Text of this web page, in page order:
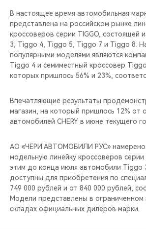
НОВИНКИ
БЛАГОТВОРИТЕЛЬНОСТЬ
CHERY REMOTE
CHERY И СПОРТ
НАШИ МЕРОПРИЯТИЯ
CHERY ДЛЯ ДЕТЕЙ
В настоящее время автомобильная
представлена на российском рынке
кроссоверов серии TIGGO, состоящей
3, Tiggo 4, Tiggo 5, Tiggo 7 и Tiggo 8.
популярными моделями являются
Tiggo 4 и семиместный кроссовер
которых пришлось 56% и 23%,
Впечатляющие результаты
магазин, на который пришлось 12%
автомобилей CHERY в июне текущего
АО «ЧЕРИ АВТОМОБИЛИ РУС» намерено
модельную линейку кроссоверов серии
этим до конца июля автомобили Tiggo
доступны для приобретения по
749 000 рублей и от 840 000 рублей,
Модели представлены в ограниченном
складах официальных дилеров марки.